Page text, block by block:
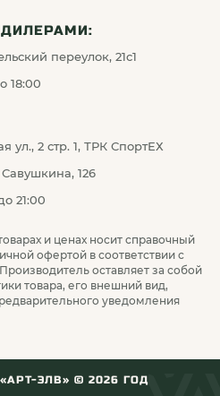
переулок, 21с1
18:00
ул., 2 стр. 1, ТРК СпортЕХ
Савушкина, 126
21:00
и ценах носит справочный
офертой в соответствии с
оставляет за собой
товара, его внешний вид,
уведомления
ЭЛВ» © 2026 ГОД